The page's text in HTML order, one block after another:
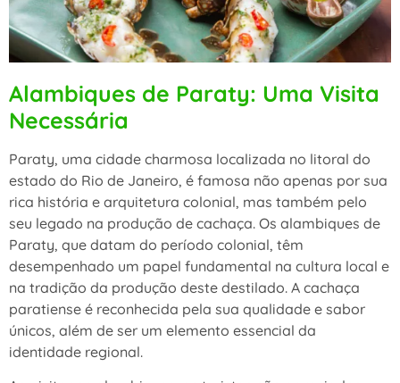
Alambiques de Paraty: Uma Visita
Necessária
Paraty, uma cidade charmosa localizada no litoral do
estado do Rio de Janeiro, é famosa não apenas por sua
rica história e arquitetura colonial, mas também pelo
seu legado na produção de cachaça. Os alambiques de
Paraty, que datam do período colonial, têm
desempenhado um papel fundamental na cultura local e
na tradição da produção deste destilado. A cachaça
paratiense é reconhecida pela sua qualidade e sabor
únicos, além de ser um elemento essencial da
identidade regional.